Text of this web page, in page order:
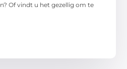
Of vindt u het gezellig om te